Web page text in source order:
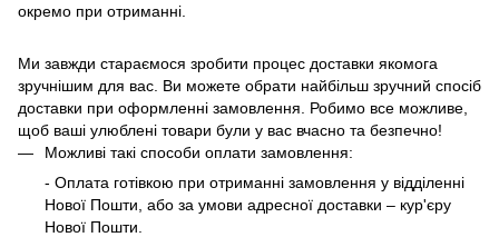
окремо при отриманні.
Ми завжди стараємося зробити процес доставки якомога
зручнішим для вас. Ви можете обрати найбільш зручний спосіб
доставки при оформленні замовлення. Робимо все можливе,
щоб ваші улюблені товари були у вас вчасно та безпечно!
Можливі такі способи оплати замовлення:
- Оплата готівкою при отриманні замовлення у відділенні
Нової Пошти, або за умови адресної доставки – кур'єру
Нової Пошти.